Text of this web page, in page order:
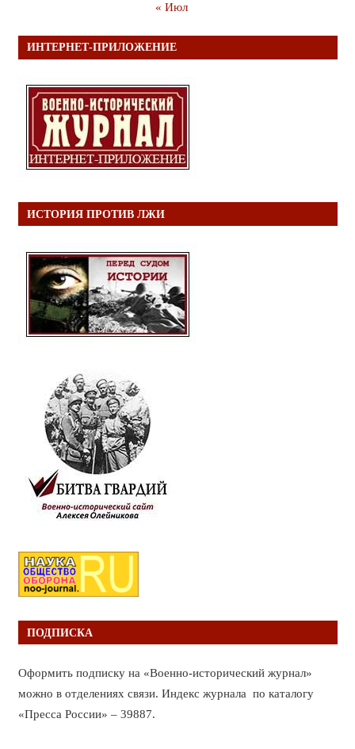
« Июл
ИНТЕРНЕТ-ПРИЛОЖЕНИЕ
ИСТОРИЯ ПРОТИВ ЛЖИ
ПОДПИСКА
Оформить подписку на «Военно-исторический журнал»
можно в отделениях связи. Индекс журнала по каталогу
«Пресса России» – 39887.